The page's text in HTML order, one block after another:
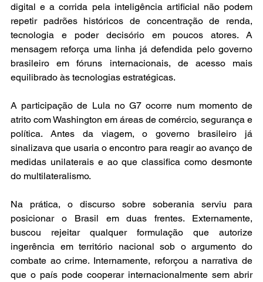
digital e a corrida pela inteligência artificial não podem
repetir padrões históricos de concentração de renda,
tecnologia e poder decisório em poucos atores. A
mensagem reforça uma linha já defendida pelo governo
brasileiro em fóruns internacionais, de acesso mais
equilibrado às tecnologias estratégicas.
A participação de Lula no G7 ocorre num momento de
atrito com Washington em áreas de comércio, segurança e
política. Antes da viagem, o governo brasileiro já
sinalizava que usaria o encontro para reagir ao avanço de
medidas unilaterais e ao que classifica como desmonte
do multilateralismo.
Na prática, o discurso sobre soberania serviu para
posicionar o Brasil em duas frentes. Externamente,
buscou rejeitar qualquer formulação que autorize
ingerência em território nacional sob o argumento do
combate ao crime. Internamente, reforçou a narrativa de
que o país pode cooperar internacionalmente sem abrir